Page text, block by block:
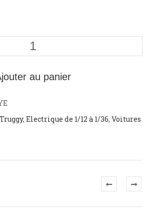
au panier
, Electrique de 1/12 à 1/36, Voitures